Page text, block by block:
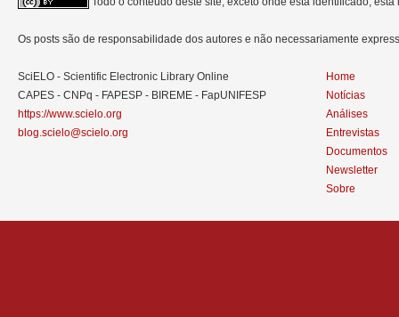
Os posts são de responsabilidade dos autores e não necessariamente
SciELO - Scientific Electronic Library Online
CAPES - CNPq - FAPESP - BIREME - FapUNIFESP
https://www.scielo.org
blog.scielo@scielo.org
Home
Notícias
Análises
Entrevistas
Documentos
Newsletter
Sobre